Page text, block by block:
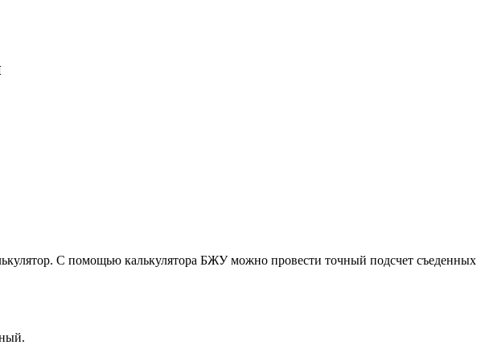
С помощью калькулятора БЖУ можно провести точный подсчет съеденных